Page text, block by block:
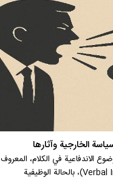
الخارجية وآثارها
الاندفاعية في الكلام، المعروف
باسم الاندفاعية اللفظية (Verbal Impulsivity)، بالحالة الوظيفية